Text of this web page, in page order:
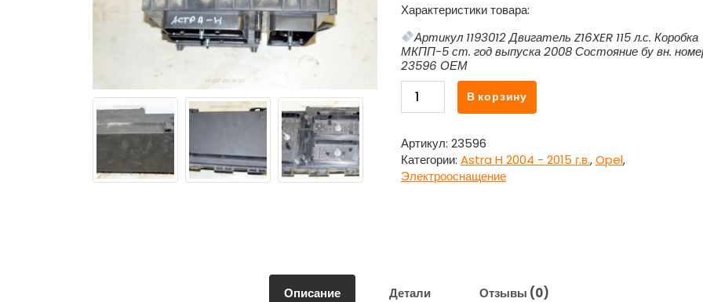
Характеристики товара:
Артикул 1193012 Двигатель Z16XER 115 л.с. Коробка
МКПП-5 ст. год выпуска 2008 Состояние бу вн.
23596 ОЕМ
Количество
товара
предохранителей
подкапотный
для
Опель
В корзину
Артикул: 23596
Категории: Astra H 2004 - 2015 г.в.,Opel,
Электрооснащение
Описание Детали Отзывы (0)